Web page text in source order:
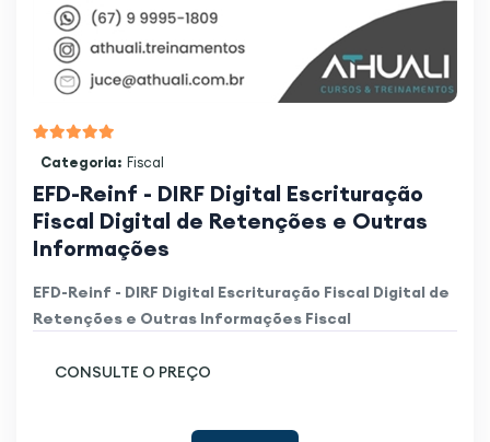
Categoria: Fiscal
EFD-Reinf - DIRF Digital Escrituração
Fiscal Digital de Retenções e Outras
Informações
EFD-Reinf - DIRF Digital Escrituração Fiscal Digital de
Retenções e Outras Informações Fiscal
CONSULTE O PREÇO